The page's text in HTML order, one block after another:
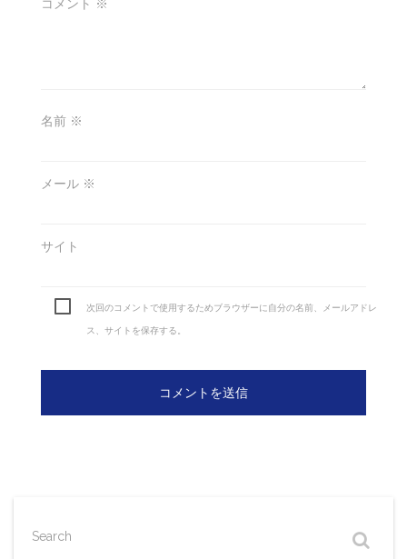
コメント ※
名前 ※
メール ※
サイト
次回のコメントで使用するためブラウザーに自分の名前、メールアドレ
ス、サイトを保存する。
Search